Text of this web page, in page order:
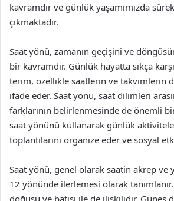
kavramdır ve günlük yaşamımızda
çıkmaktadır.
Saat yönü, zamanın geçişini ve
bir kavramdır. Günlük hayatta sıkça
terim, özellikle saatlerin ve takvimlerin
ifade eder. Saat yönü, saat dilimleri
farklarının belirlenmesinde de önemli
saat yönünü kullanarak günlük
toplantılarını organize eder ve sosyal
Saat yönü, genel olarak saatin akrep ve
12 yönünde ilerlemesi olarak
doğuşu ve batışı ile de ilişkilidir. Güneş